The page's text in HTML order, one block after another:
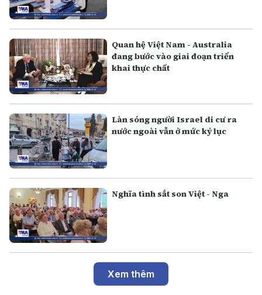
Quan hệ Việt Nam - Australia
đang bước vào giai đoạn triển
khai thực chất
Làn sóng người Israel di cư ra
nước ngoài vẫn ở mức kỷ lục
Nghĩa tình sắt son Việt - Nga
Xem thêm